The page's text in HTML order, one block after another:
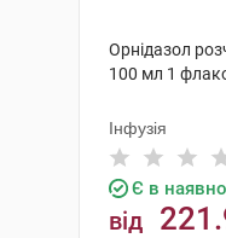
Орнідазол
100 мл 1
Інфузія
Є в
від